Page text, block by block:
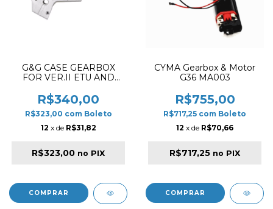
G&G CASE GEARBOX
FOR VER.II ETU AND
R$340,00
R$323,00 com Boleto
12 x de R$31,82
R$323,00 no PIX
CYMA Gearbox & Motor
G36 MA003
R$755,00
R$717,25 com Boleto
12 x de R$70,66
R$717,25 no PIX